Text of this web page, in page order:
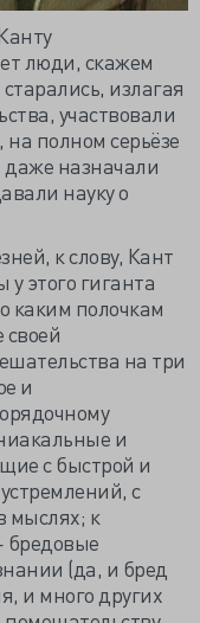
люди, скажем
излагая
участвовали
на полном серьёзе
даже назначали
науку о
к слову, Кант
этого гиганта
каким полочкам
на три
и
и
с быстрой и
с
мыслях; к
бредовые
(да, и бред
и много других